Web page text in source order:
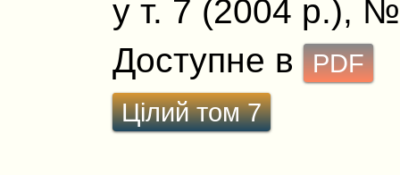
у т. 7 (2004 р.),
Доступне в
PDF
Цілий том 7